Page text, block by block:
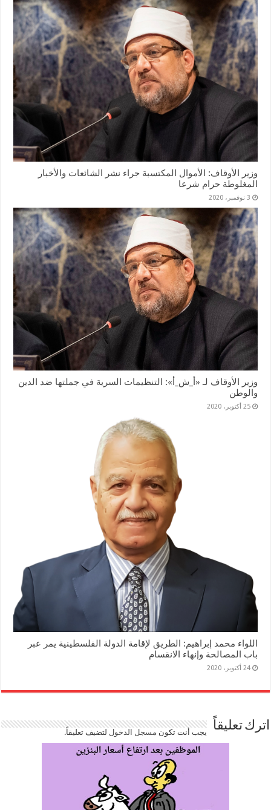
وزير الأوقاف: الأموال المكتسبة جراء نشر الشائعات والأخبار
المغلوطة حرام شرعا
3 نوفمبر، 2020
وزير الأوقاف لـ «أ_ش_أ»: التنظيمات السرية في جملتها ضد الدين
والوطن
25 أكتوبر، 2020
اللواء محمد إبراهيم: الطريق لإقامة الدولة الفلسطينية يمر عبر
باب المصالحة وإنهاء الانقسام
24 أكتوبر، 2020
اترك تعليقاً يجب أنت تكون مسجل الدخوللتضيف تعليقاً.